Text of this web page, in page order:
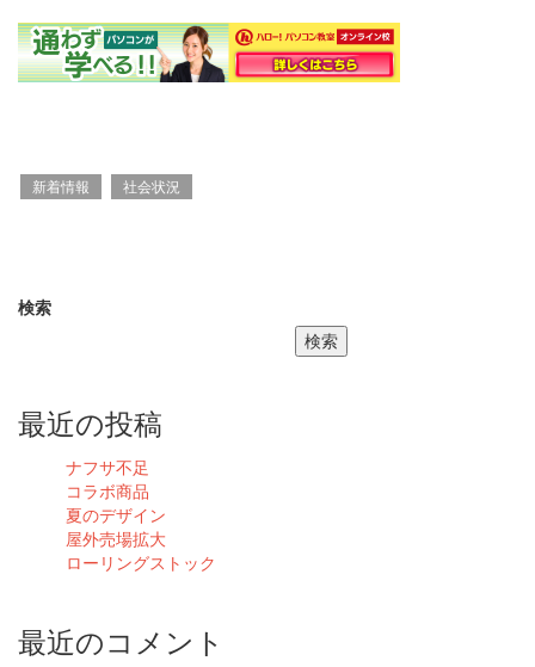
新着情報 社会状況
検索
検索
最近の投稿
ナフサ不足
コラボ商品
夏のデザイン
屋外売場拡大
ローリングストック
最近のコメント